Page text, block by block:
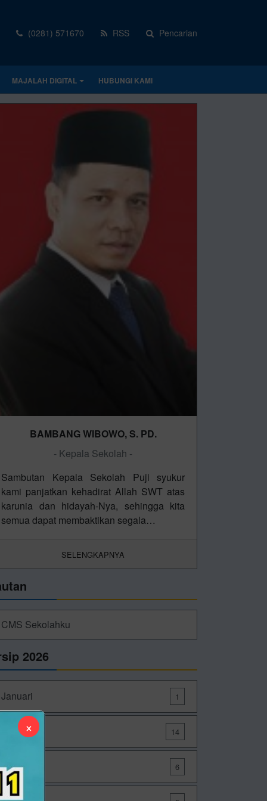
(0281) 571670 RSS Pencarian
MAJALAH DIGITAL HUBUNGI KAMI
BAMBANG WIBOWO, S. PD.
- Kepala Sekolah -
Sambutan Kepala Sekolah Puji syukur
kami panjatkan kehadirat Allah SWT atas
karunia dan hidayah-Nya, sehingga kita
semua dapat membaktikan segala…
SELENGKAPNYA
CMS Sekolahku
2026
Januari 1
Maret 14
Mei 6
×